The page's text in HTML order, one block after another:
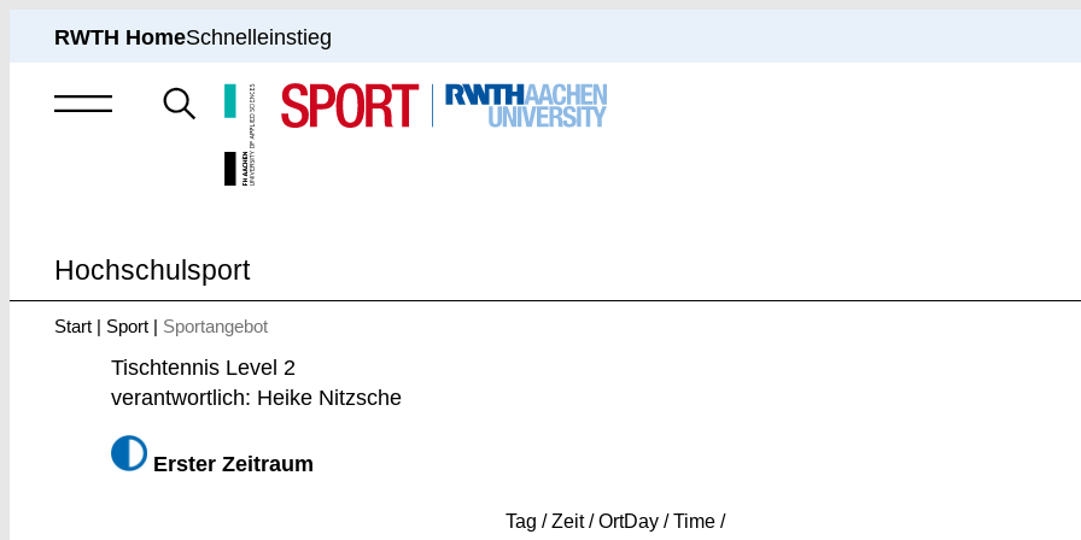
RWTH HomeSchnelleinstieg
Suche
nach
Hochschulsport
hier:
Start Sport Sportangebot
Tischtennis Level 2
verantwortlich: Heike Nitzsche
Erster Zeitraum
Tag / Zeit / OrtDay / Time /